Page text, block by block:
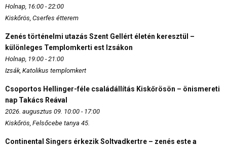
Holnap, 16:00 - 22:00
Kiskőrös, Cserfes étterem
Zenés történelmi utazás Szent Gellért életén keresztül –
különleges Templomkerti est Izsákon
Holnap, 19:00 - 21:00
Izsák, Katolikus templomkert
Csoportos Hellinger-féle családállítás Kiskőrösön – önismereti
nap Takács Reával
2026. augusztus 09. 10:00 - 17:00
Kiskőrös, Felsőcebe tanya 45.
Continental Singers érkezik Soltvadkertre – zenés este a